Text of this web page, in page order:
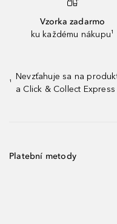
Vzorka zadarmo
ku každému nákupu¹
¹
Nevzťahuje sa na
a Click & Collect
Platební metody